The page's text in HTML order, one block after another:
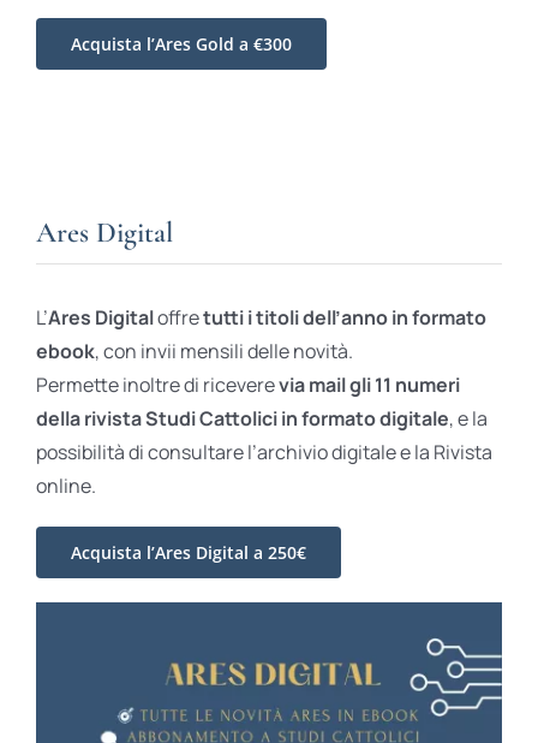
Acquista l’Ares Gold a €300
Ares Digital
L’Ares Digitaloffretutti i titoli dell’anno in formato
ebook, con invii mensili delle novità.
Permette inoltre di riceverevia mail gli 11 numeri
della rivista Studi Cattolici in formato digitale, e la
possibilità di consultare l’archivio digitale e la Rivista
online.
Acquista l’Ares Digital a 250€